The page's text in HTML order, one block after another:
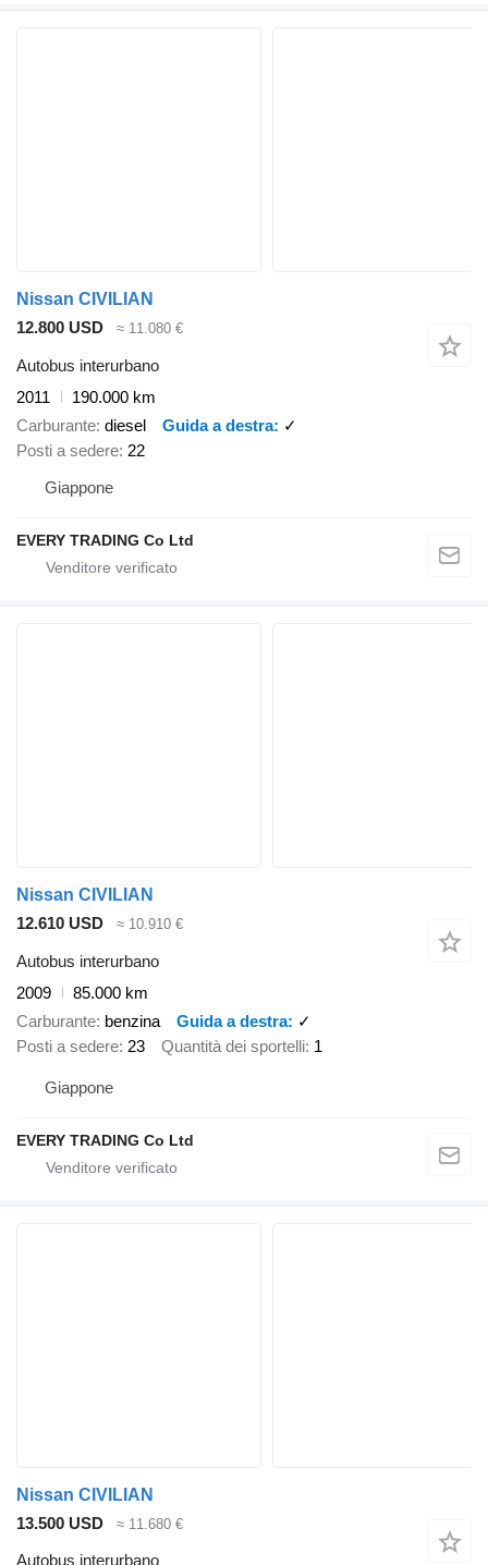
Nissan CIVILIAN
12.800 USD
≈ 11.080 €
Autobus interurbano
2011
190.000 km
Carburante diesel Guida a destra
✓
Posti a sedere 22
Giappone
EVERY TRADING Co Ltd
Nissan CIVILIAN
12.610 USD
≈ 10.910 €
Autobus interurbano
2009
85.000 km
Carburante benzina Guida a destra
✓
Posti a sedere 23 Quantità dei sportelli 1
Giappone
EVERY TRADING Co Ltd
Nissan CIVILIAN
13.500 USD
≈ 11.680 €
Autobus interurbano